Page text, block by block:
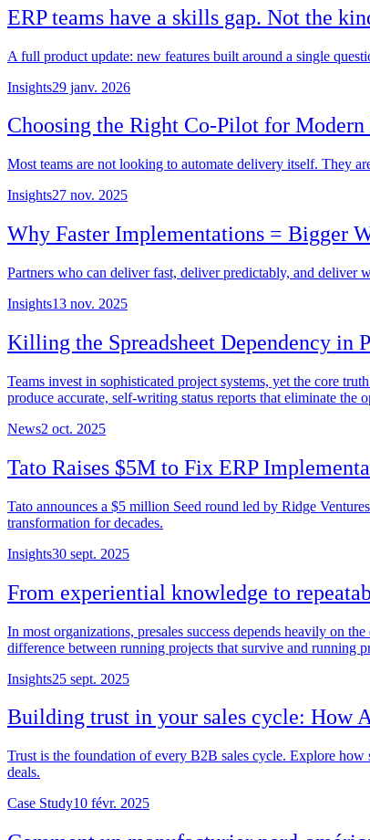
ERP teams have a skills gap. Not the
A full product update: new features built around a single
Insights29 janv. 2026
Choosing the Right Co-Pilot for
Most teams are not looking to automate delivery itself. They
Insights27 nov. 2025
Why Faster Implementations = Bigger
Partners who can deliver fast, deliver predictably, and
Insights13 nov. 2025
Killing the Spreadsheet Dependency in
Teams invest in sophisticated project systems, yet the core
produce accurate, self-writing status reports that eliminate the
News2 oct. 2025
Tato Raises $5M to Fix ERP
Tato announces a $5 million Seed round led by Ridge
transformation for decades.
Insights30 sept. 2025
From experiential knowledge to
In most organizations, presales success depends heavily on
difference between running projects that survive and running
Insights25 sept. 2025
Building trust in your sales cycle: How
Trust is the foundation of every B2B sales cycle. Explore
deals.
Case Study10 févr. 2025